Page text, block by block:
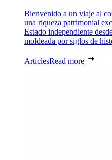
Bienvenido a un viaje al
una riqueza patrimonial
Estado independiente
moldeada por siglos de
ArticlesRead more